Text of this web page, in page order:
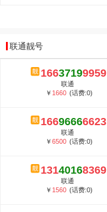
联通靓号
16637199959
联通
￥ 1660 (话费:0)
16696666623
联通
￥6500 (话费:0)
13140168369
联通
￥ 1560 (话费:0)